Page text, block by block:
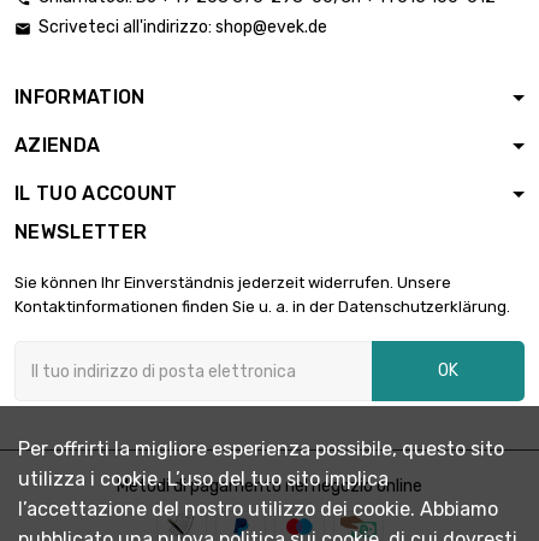
 Scriveteci all'indirizzo: shop@evek.de
INFORMATION
AZIENDA
IL TUO ACCOUNT
NEWSLETTER
Sie können Ihr Einverständnis jederzeit widerrufen. Unsere
Kontaktinformationen finden Sie u. a. in der Datenschutzerklärung.
OK
Metodi di pagamento nel negozio online
Per offrirti la migliore esperienza possibile, questo sito
utilizza i cookie. L’uso del tuo sito implica
l’accettazione del nostro utilizzo dei cookie. Abbiamo